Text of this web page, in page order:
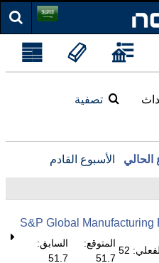
تصفية
الحالي الأسبوع القادم
S&P Global Manufacturing
52
المتوقع:
51.7
السابق:
51.7